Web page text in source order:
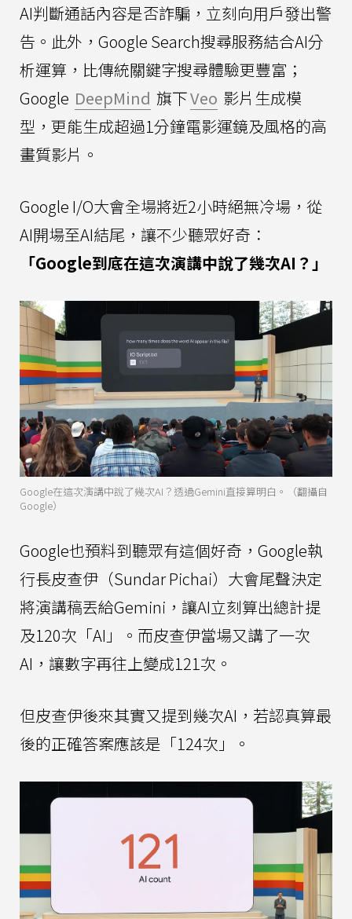
AI判斷通話內容是否詐騙，立刻向用戶發出警
告。此外，Google Search搜尋服務結合AI分
析運算，比傳統關鍵字搜尋體驗更豐富；
Google DeepMind 旗下Veo 影片生成模
型，更能生成超過1分鐘電影運鏡及風格的高
畫質影片。
Google I/O大會全場將近2小時絕無冷場，從
AI開場至AI結尾，讓不少聽眾好奇：
「Google到底在這次演講中說了幾次AI？」
Google在這次演講中說了幾次AI？透過Gemini直接算明白。（翻攝自
Google）
Google也預料到聽眾有這個好奇，Google執
行長皮查伊（Sundar Pichai）大會尾聲決定
將演講稿丟給Gemini，讓AI立刻算出總計提
及120次「AI」。而皮查伊當場又講了一次
AI，讓數字再往上變成121次。
但皮查伊後來其實又提到幾次AI，若認真算最
後的正確答案應該是「124次」。